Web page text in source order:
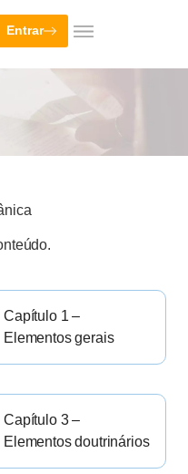
Entrar
Capítulo 1 –
Elementos gerais
Capítulo 3 –
Elementos doutrinários